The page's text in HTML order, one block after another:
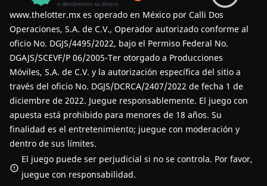
www.thelotter.mx es operado en México por Calli Dos
Operaciones, S.A. de C.V., Operador autorizado conforme al
oficio No. DGJS/4495/2022, bajo el Permiso Federal No.
DGAJS/SCEVF/P 06/2005-Ter otorgado a Producciones
Móviles, S.A. de C.V. y la autorización específica del sitio a
través del oficio No. DGJS/DCRCA/2407/2022 de fecha 1 de
diciembre de 2022. Juegue responsablemente. El juego con
apuesta está prohibido para menores de 18 años. Su
finalidad es el entretenimiento; juegue con moderación y
dentro de sus límites.
El juego puede ser perjudicial si no se controla. Por favor,
juegue con responsabilidad.